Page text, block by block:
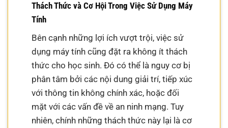
Thách Thức và Cơ Hội Trong Việc Sử Dụng Máy
Tính
Bên cạnh những lợi ích vượt trội, việc sử
dụng máy tính cũng đặt ra không ít thách
thức cho học sinh. Đó có thể là nguy cơ bị
phân tâm bởi các nội dung giải trí, tiếp xúc
với thông tin không chính xác, hoặc đối
mặt với các vấn đề về an ninh mạng. Tuy
nhiên, chính những thách thức này lại là cơ